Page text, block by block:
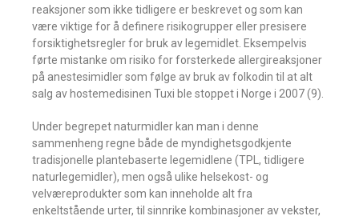
reaksjoner som ikke tidligere er beskrevet og som kan
være viktige for å definere risikogrupper eller presisere
forsiktighetsregler for bruk av legemidlet. Eksempelvis
førte mistanke om risiko for forsterkede allergireaksjoner
på anestesimidler som følge av bruk av folkodin til at alt
salg av hostemedisinen Tuxi ble stoppet i Norge i 2007 (9).
Under begrepet naturmidler kan man i denne
sammenheng regne både de myndighetsgodkjente
tradisjonelle plantebaserte legemidlene (TPL, tidligere
naturlegemidler), men også ulike helsekost- og
velværeprodukter som kan inneholde alt fra
enkeltstående urter, til sinnrike kombinasjoner av vekster,